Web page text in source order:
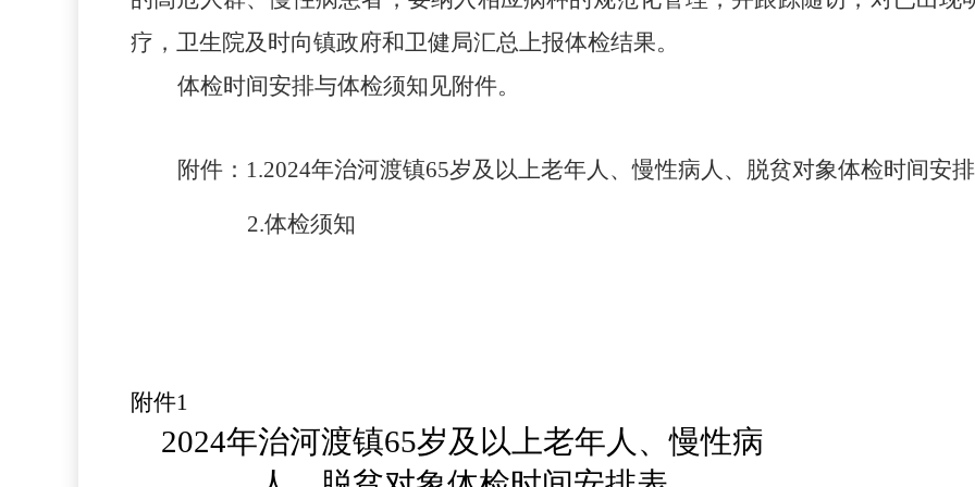
疗，卫生院及时向镇政府和卫健局汇总上报体检结果。
体检时间安排与体检须知见附件。
附件： 1.2024年治河渡镇65岁及以上老年人、慢性病人、脱贫对象体检时间安
2.体检须知
附件1
2024年治河渡镇65岁及以上老年人 、慢性病